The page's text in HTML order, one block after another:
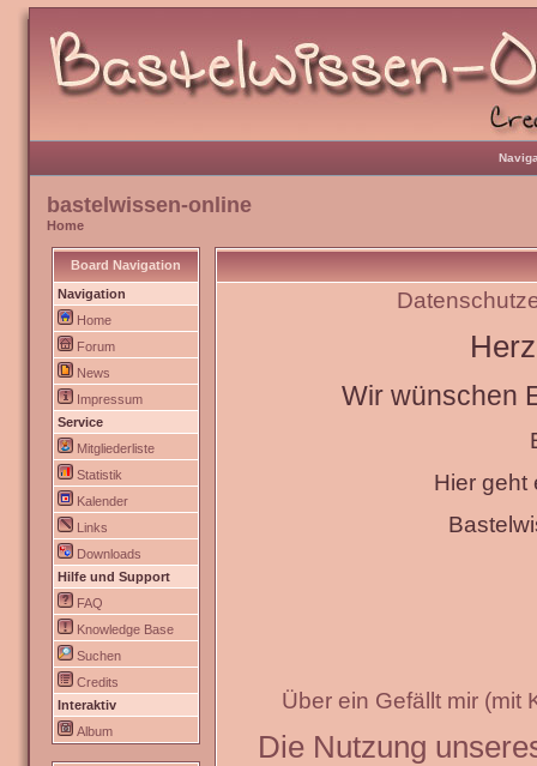
bastelwissen-online
Home
Board Navigation
Navigation
Home
Forum
News
Impressum
Service
Mitgliederliste
Statistik
Kalender
Links
Downloads
Hilfe und Support
FAQ
Knowledge Base
Suchen
Credits
Interaktiv
Album
Wir wünschen
Hier geht
Über ein Gefällt mir (mit
Die Nutzung